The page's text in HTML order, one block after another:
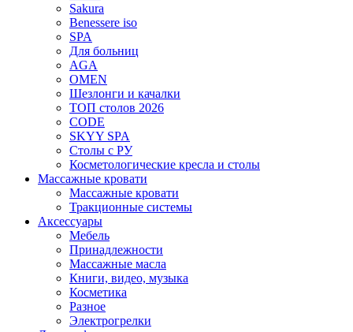
Sakura
Benessere iso
SPA
Для больниц
AGA
OMEN
Шезлонги и качалки
ТОП столов 2026
CODE
SKYY SPA
Столы с РУ
Косметологические кресла и столы
Массажные кровати
Массажные кровати
Тракционные системы
Аксессуары
Мебель
Принадлежности
Массажные масла
Книги, видео, музыка
Косметика
Разное
Электрогрелки